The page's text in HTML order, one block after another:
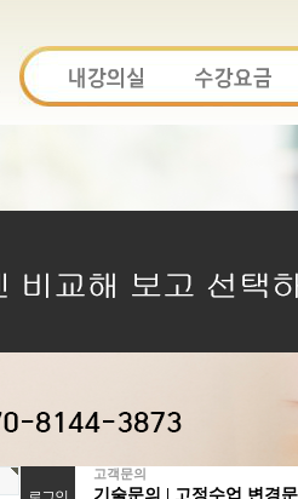
고객문의
기술문의 | 고정수업 변경